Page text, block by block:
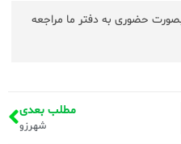
بصورت حضوری به دفتر ما مراجعه
مطلب بعدی
شهرزو